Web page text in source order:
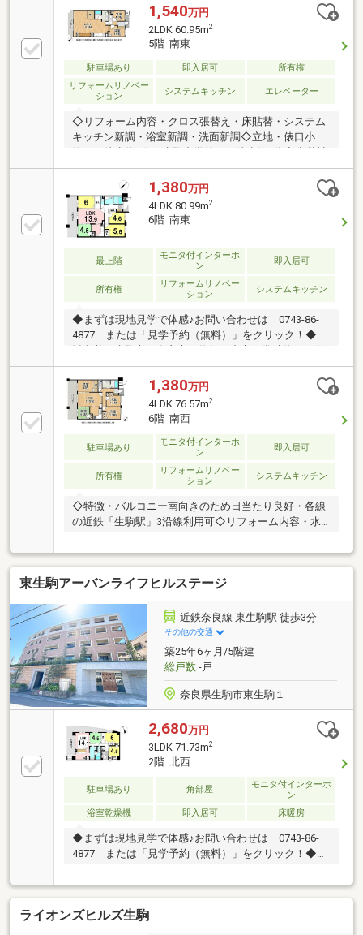
ベート感を感じられます。■リフォーム歴 2012年1
月…■キッチン・浴室・トイレ・洗面台 交換■全室ク
ロス貼替 2019年12月…■ビルトイン食洗機 新調
歩約2分）があり、子育て世代にも嬉しい環境。 穏
やかな住環境をお探しの方におすすめです。■マンシ
ョンからは生駒の山並みが見え、自然を身近に感じる
ことができます。
1,540万円
2LDK 60.95m2
5階 南東
駐車場あり 即入居可
所有権
リフォームリノベー
ション
システムキッチン エレベーター
◇リフォーム内容・クロス張替え・床貼替・システム
キッチン新調・浴室新調・洗面新調◇立地・俵口小学
が選ばれる理由◆◇１．お金の扱い方のプロ、ファイ
ナンシャルプランナーが資金計画をサポート！２．買
い替えなどにも対応できる売却専門チームあり！３．
たくさんの銀行と繋がりがあるため、最も低金利にな
るように審査が可能！４．物件のお引渡し後に必要に
ーがご提案！５．定期的にご連絡を繋ぎ、有事の際に
1,380万円
4LDK 80.99m2
6階 南東
最上階
モニタ付インターホ
ン
即入居可
所有権
リフォームリノベー
ション
システムキッチン
◆まずは現地見学で体感♪お問い合わせは 0743-86-
4877 または「見学予約（無料）」をクリック！◆地
件を取り扱っております◎インターネット未公開物件
も多数！生駒・奈良エリアでお探しの方は当社へお問
合せ下さい♪◆お住替えの方/売却検討の方必見！当社
では1社完結でお住替えをサポート。売却～購入～引
越までスムーズに☆ ◆住宅ローンのご相談もお任せ下
さい！お勤め先や勤続年数、ご年収等により、借り入
れ可能な金融機関は異なります。専任の住宅ローンア
ドバイザーがお客様に合った最適な金融機関をご紹介
1,380万円
4LDK 76.57m2
6階 南西
駐車場あり
モニタ付インターホ
ン
即入居可
所有権
リフォームリノベー
ション
システムキッチン
◇特徴・バルコニー南向きのため日当たり良好・各線
の近鉄「生駒駅」3沿線利用可◇リフォーム内容・水
井/床/全室クロス/ハウスクリーニング済み)◇立地・
俵口小学校まで徒歩約9分・生駒中学校まで徒歩約7分
◆◇弊社が選ばれる理由◆◇１．お金の扱い方のプ
ロ、ファイナンシャルプランナーが資金計画をサポー
ト！２．買い替えなどにも対応できる売却専門チーム
あり！３．たくさんの銀行と繋がりがあるため、最も
低金利になるように審査が可能！弊社は専門家同士が
連携をとっているため、より多くの知見がございま
す。
東生駒アーバンライフヒルステージ
近鉄奈良線 東生駒駅 徒歩3分
その他の交通
築25年6ヶ月/5階建
総戸数-戸
奈良県生駒市東生駒１
2,680万円
3LDK 71.73m2
2階 北西
駐車場あり 角部屋
モニタ付インターホ
ン
浴室乾燥機
即入居可 床暖房
◆まずは現地見学で体感♪お問い合わせは 0743-86-
4877 または「見学予約（無料）」をクリック！◆地
域密着！生駒市・奈良市の物件を中心に常時約2000物
件を取り扱っております◎インターネット未公開物件
も多数！生駒・奈良エリアでお探しの方は当社へお問
合せ下さい♪◆お住替えの方/売却検討の方必見！当社
では1社完結でお住替えをサポート。売却～購入～引
ライオンズヒルズ生駒